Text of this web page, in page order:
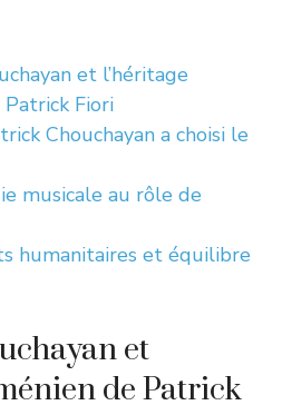
et l’héritage
Fiori
Chouchayan a choisi le
musicale au rôle de
humanitaires et équilibre
et
de Patrick